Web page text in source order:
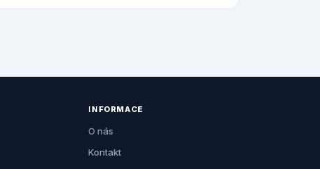
INFORMACE
O nás
Kontakt